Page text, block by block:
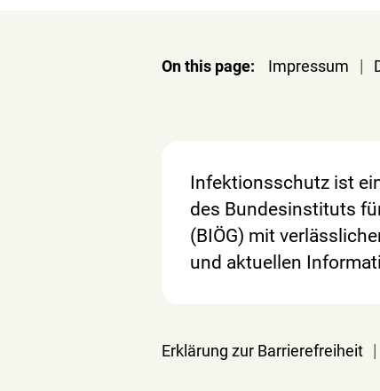
On this page: Impressum |
Infektionsschutz ist
des Bundesinstituts
(BIÖG) mit
und aktuellen
Erklärung zur Barrierefreiheit |